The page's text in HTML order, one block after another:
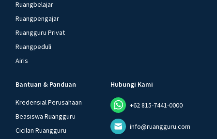
Ruangbelajar
Ruangpengajar
Ruangguru Privat
Ruangpeduli
Airis
Bantuan & Panduan
Kredensial Perusahaan
Beasiswa Ruangguru
Cicilan Ruangguru
Hubungi Kami
+62 815-7441-0000
info@ruangguru.com